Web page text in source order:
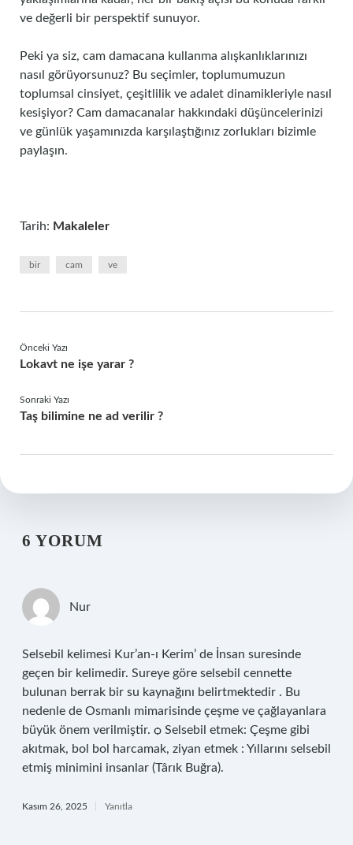
ve değerli bir perspektif sunuyor.
Peki ya siz, cam damacana kullanma alışkanlıklarınızı
nasıl görüyorsunuz? Bu seçimler, toplumumuzun
toplumsal cinsiyet, çeşitlilik ve adalet dinamikleriyle nasıl
kesişiyor? Cam damacanalar hakkındaki düşüncelerinizi
ve günlük yaşamınızda karşılaştığınız zorlukları bizimle
paylaşın.
Tarih: Makaleler
bir cam ve
Önceki Yazı
Lokavt ne işe yarar ?
Sonraki Yazı
Taş bilimine ne ad verilir ?
6 YORUM
Nur
Selsebil kelimesi Kur’an-ı Kerim’ de İnsan suresinde
geçen bir kelimedir. Sureye göre selsebil cennette
bulunan berrak bir su kaynağını belirtmektedir . Bu
nedenle de Osmanlı mimarisinde çeşme ve çağlayanlara
büyük önem verilmiştir. ѻ Selsebil etmek: Çeşme gibi
akıtmak, bol bol harcamak, ziyan etmek : Yıllarını selsebil
etmiş minimini insanlar (Târık Buğra).
Kasım 26, 2025 Yanıtla